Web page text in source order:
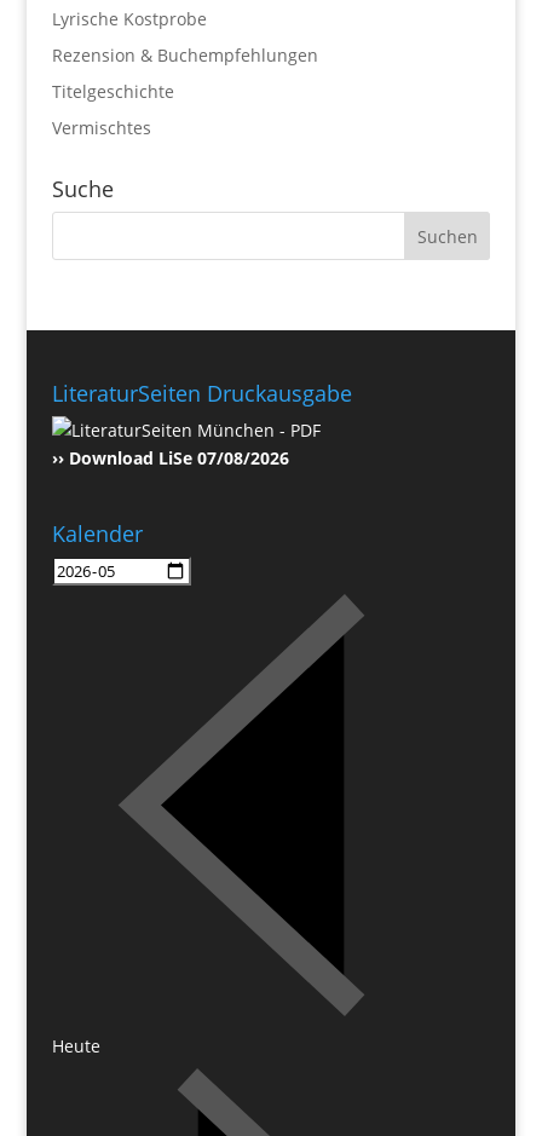
Lyrische Kostprobe
Rezension & Buchempfehlungen
Titelgeschichte
Vermischtes
Suche
LiteraturSeiten Druckausgabe
›› Download LiSe 07/08/2026
Kalender
Heute